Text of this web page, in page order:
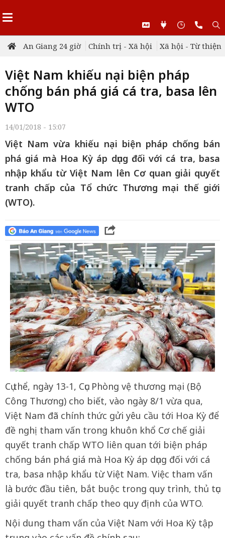
An Giang 24 giờ Chính trị - Xã hội Xã hội - Từ thiện
Việt Nam khiếu nại biện pháp
chống bán phá giá cá tra, basa lên
WTO
14/01/2018 - 15:07
Việt Nam vừa khiếu nại biện pháp chống bán
phá giá mà Hoa Kỳ áp dụng đối với cá tra, basa
nhập khẩu từ Việt Nam lên Cơ quan giải quyết
tranh chấp của Tổ chức Thương mại thế giới
(WTO).
Cụ thể, ngày 13-1, Cục Phòng vệ thương mại (Bộ
Công Thương) cho biết, vào ngày 8/1 vừa qua,
Việt Nam đã chính thức gửi yêu cầu tới Hoa Kỳ để
đề nghị tham vấn trong khuôn khổ Cơ chế giải
quyết tranh chấp WTO liên quan tới biện pháp
chống bán phá giá mà Hoa Kỳ áp dụng đối với cá
tra, basa nhập khẩu từ Việt Nam. Việc tham vấn
là bước đầu tiên, bắt buộc trong quy trình, thủ tục
giải quyết tranh chấp theo quy định của WTO.
Nội dung tham vấn của Việt Nam với Hoa Kỳ tập